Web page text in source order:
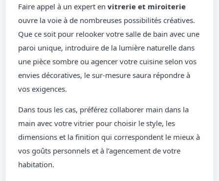
Faire appel à un expert en vitrerie et miroiterie
ouvre la voie à de nombreuses possibilités créatives.
Que ce soit pour relooker votre salle de bain avec une
paroi unique, introduire de la lumière naturelle dans
une pièce sombre ou agencer votre cuisine selon vos
envies décoratives, le sur-mesure saura répondre à
vos exigences.
Dans tous les cas, préférez collaborer main dans la
main avec votre vitrier pour choisir le style, les
dimensions et la finition qui correspondent le mieux à
vos goûts personnels et à l’agencement de votre
habitation.